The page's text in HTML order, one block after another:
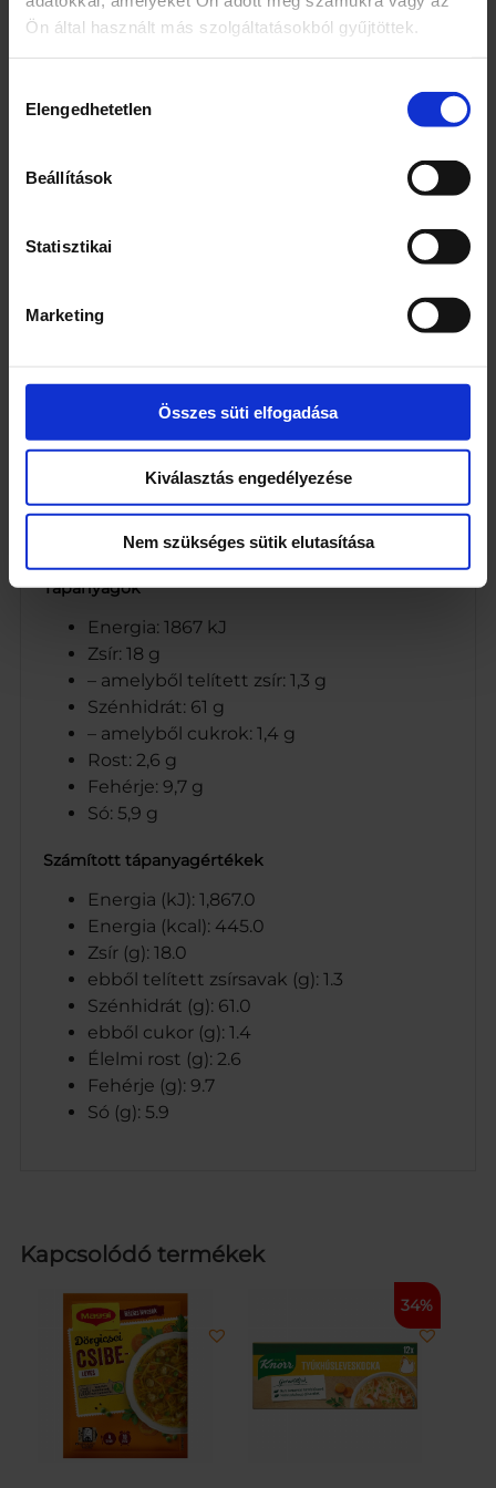
Ön által használt más szolgáltatásokból gyűjtöttek.
kiválasztása
Elengedhetetlen
Beállítások
Statisztikai
Marketing
Összes süti elfogadása
Kiválasztás engedélyezése
Nem szükséges sütik elutasítása
Instant tészta 92,9%: búzaliszt,
napraforgóolaj, búzaglutén, étkezési só,
karbonátok), stabilizátor (polifoszfátok)
(nátrium-glutamát, dinátrium-guanilát,
dinátrium-inozinát), cukor, fűszerek és
kurkuma, snidling, fekete bors, paprika,
zellerlevél, petrezselyemlevél), szárított
zöldségek (sárgarépa 0,14%,
póréhagyma), aroma, szójafehérje-
hidrolizátum, karamellizált cukorszirup,
napraforgóolaj, színezék (riboflavinok)
Tápanyagok
Energia: 1867 kJ
Zsír: 18 g
– amelyből telített zsír: 1,3 g
Szénhidrát: 61 g
– amelyből cukrok: 1,4 g
Rost: 2,6 g
Fehérje: 9,7 g
Só: 5,9 g
Számított tápanyagértékek
Energia (kJ): 1,867.0
Energia (kcal): 445.0
Zsír (g): 18.0
ebből telített zsírsavak (g): 1.3
Szénhidrát (g): 61.0
ebből cukor (g): 1.4
Élelmi rost (g): 2.6
Fehérje (g): 9.7
Só (g): 5.9
Kapcsolódó termékek
34%